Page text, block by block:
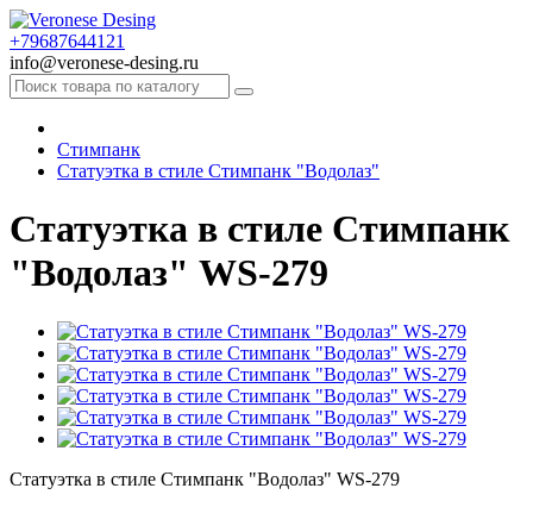
+79687644121
info@veronese-desing.ru
Стимпанк
Статуэтка в стиле Стимпанк "Водолаз"
Статуэтка в стиле Стимпанк
"Водолаз" WS-279
Статуэтка в стиле Стимпанк "Водолаз" WS-279